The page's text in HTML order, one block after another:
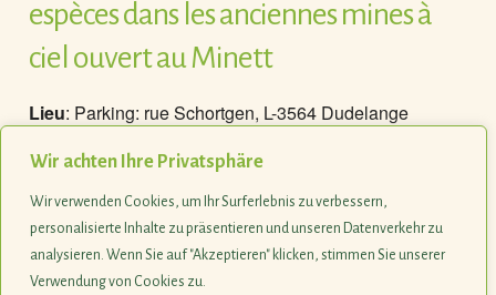
Wir achten Ihre Privatsphäre
Wir verwenden Cookies, um Ihr Surferlebnis zu verbessern,
personalisierte Inhalte zu präsentieren und unseren Datenverkehr zu
analysieren. Wenn Sie auf "Akzeptieren" klicken, stimmen Sie unserer
Verwendung von Cookies zu.
espèces dans les anciennes mines à
ciel ouvert au Minett
Lieu: Parking: rue Schortgen, L-3564 Dudelange
Inscriptionspar e-mail:administration@sicona.luou
par téléphone: 26 30 36 25
Ce projet est soutenu par le ministère de
l’Environnement, du Climat et du Développement
durable.